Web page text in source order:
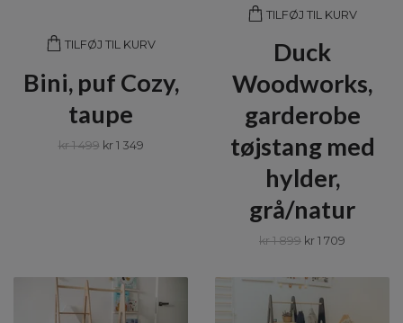
TILFØJ TIL KURV
Bini, puf Cozy,
taupe
kr 1 499 kr 1 349
TILFØJ TIL KURV
Duck
Woodworks,
garderobe
tøjstang med
hylder,
grå/natur
kr 1 899 kr 1 709